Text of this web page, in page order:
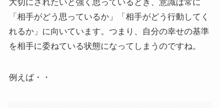
大切にされたいと強く思っているとき、意識は常に
「相手がどう思っているか」「相手がどう行動してく
れるか」に向いています。つまり、自分の幸せの基準
を相手に委ねている状態になってしまうのですね。
例えば・・